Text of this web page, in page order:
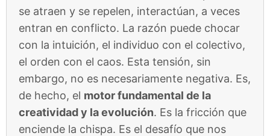
se atraen y se repelen, interactúan, a veces
entran en conflicto. La razón puede chocar
con la intuición, el individuo con el colectivo,
el orden con el caos. Esta tensión, sin
embargo, no es necesariamente negativa. Es,
de hecho, el motor fundamental de la
creatividad y la evolución. Es la fricción que
enciende la chispa. Es el desafío que nos